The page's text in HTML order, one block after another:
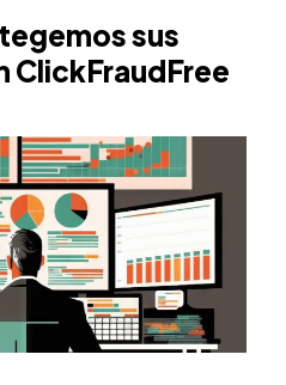
sus
ClickFraudFree